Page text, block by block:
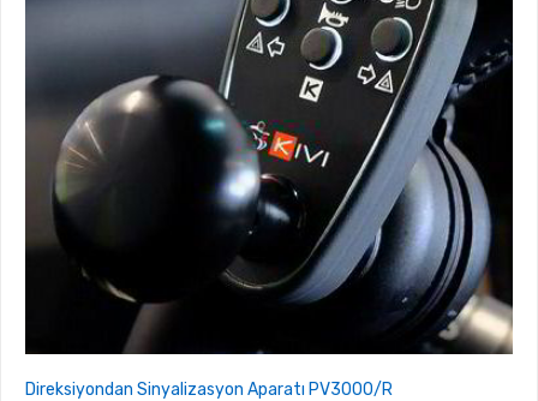
Direksiyondan Sinyalizasyon Aparatı PV3000/R